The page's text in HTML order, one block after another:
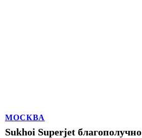
МОСКВА
Sukhoi Superjet благополучно